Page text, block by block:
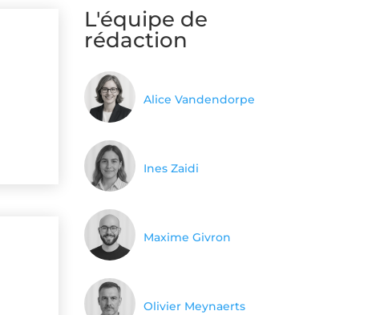
L'équipe de
rédaction
Alice Vandendorpe
Ines Zaidi
Maxime Givron
Olivier Meynaerts